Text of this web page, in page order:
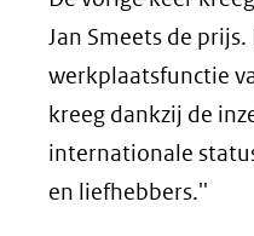
Jan Smeets de
werkplaatsfunctie
kreeg dankzij de
internationale
en liefhebbers.''